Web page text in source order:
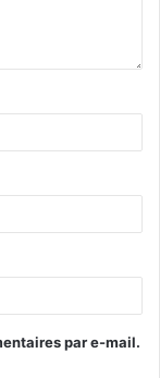
par e-mail.